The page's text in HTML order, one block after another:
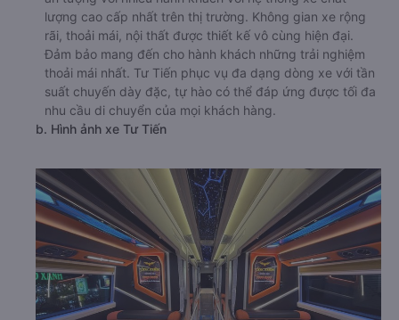
lượng cao cấp nhất trên thị trường. Không gian xe rộng
rãi, thoải mái, nội thất được thiết kế vô cùng hiện đại.
Đảm bảo mang đến cho hành khách những trải nghiệm
thoải mái nhất. Tư Tiến phục vụ đa dạng dòng xe với tần
suất chuyến dày đặc, tự hào có thể đáp ứng được tối đa
nhu cầu di chuyển của mọi khách hàng.
b. Hình ảnh xe Tư Tiến